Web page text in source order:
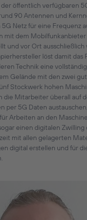
der öffentlich verfügbaren
90 Antennen und
5G Netz für eine Frequenz
mit dem
und vor Ort ausschließlich
löst damit das
Technik eine
Gelände mit den zwei
Stockwerk hohen
die Mitarbeiter überall auf
per 5G Daten austauschen,
Arbeiten an den
einen digitalen
mit allen gelagerten
digital erstellen und für